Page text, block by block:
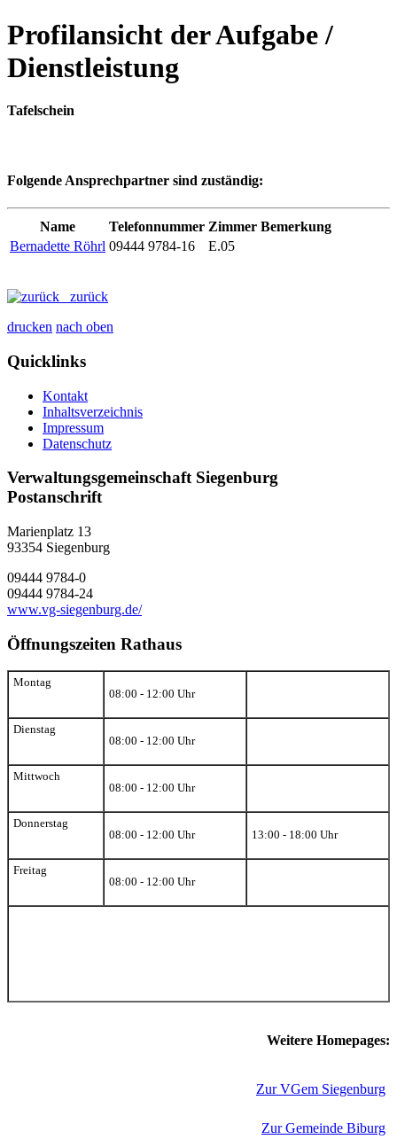
Profilansicht der Aufgabe /
Dienstleistung
Tafelschein
Folgende Ansprechpartner sind zuständig:
Name Telefonnummer Zimmer Bemerkung
Bernadette Röhrl 09444 9784-16 E.05
zurück
drucken nach oben
Quicklinks
Kontakt
Inhaltsverzeichnis
Impressum
Datenschutz
Verwaltungsgemeinschaft Siegenburg
Postanschrift
Marienplatz 13
93354 Siegenburg
09444 9784-0
09444 9784-24
www.vg-siegenburg.de/
Öffnungszeiten Rathaus
Montag
08:00 - 12:00 Uhr
Dienstag
08:00 - 12:00 Uhr
Mittwoch
08:00 - 12:00 Uhr
Donnerstag
08:00 - 12:00 Uhr
13:00 - 18:00 Uhr
Freitag
08:00 - 12:00 Uhr
Weitere Homepages:
Zur VGem Siegenburg
Zur Gemeinde Biburg